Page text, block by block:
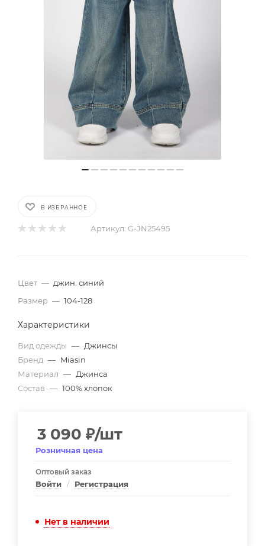
В ИЗБРАННОЕ
Артикул: G-JN25495
Цвет — джин. синий
Размер — 104-128
Характеристики
Вид одежды — Джинсы
Бренд — Miasin
Материал — Джинса
Состав — 100% хлопок
3 090 ₽/шт
Розничная цена
Оптовый заказ
Войти / Регистрация
Нет в наличии